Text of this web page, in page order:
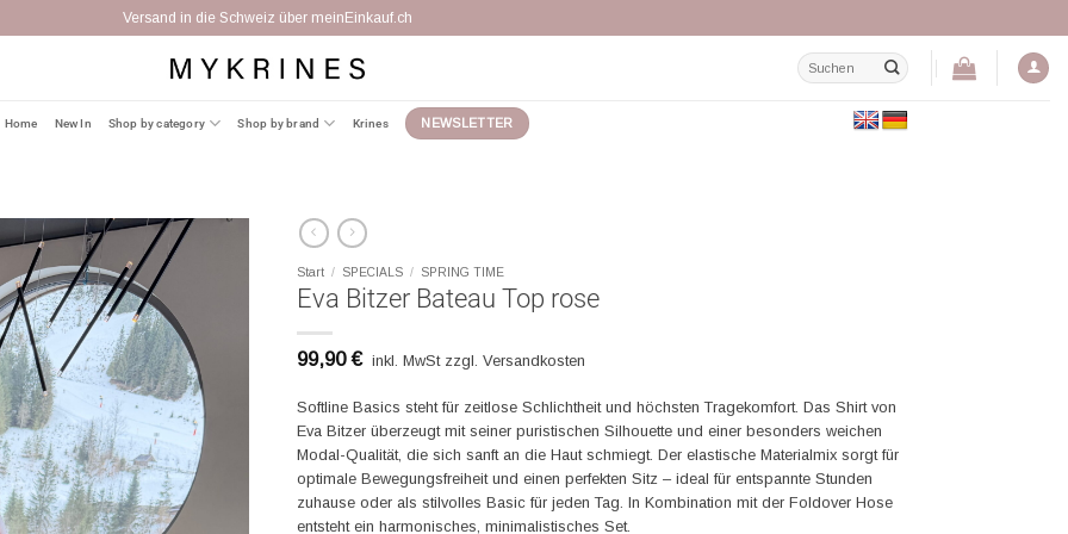
Kostenfreier Umtausch binnen 14 Tagen
Suchen
nach:
Home New In Shop by category Shop by brand Krines NEWSLETTER
Start / SPECIALS / SPRING TIME
Eva Bitzer Bateau Top rose
99,90€ inkl. MwSt zzgl. Versandkosten
Softline Basics steht für zeitlose Schlichtheit und höchsten Tragekomfort. Das Shirt von
Eva Bitzer überzeugt mit seiner puristischen Silhouette und einer besonders weichen
Modal-Qualität, die sich sanft an die Haut schmiegt. Der elastische Materialmix sorgt für
optimale Bewegungsfreiheit und einen perfekten Sitz – ideal für entspannte Stunden
zuhause oder als stilvolles Basic für jeden Tag. In Kombination mit der Foldover Hose
entsteht ein harmonisches, minimalistisches Set.